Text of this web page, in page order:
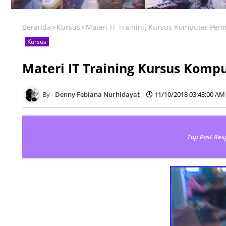
Beranda Kursus Materi IT Training Kursus Komputer
Kursus
Materi IT Training Kursus
Denny Febiana Nurhidayat 11/10/2018 03:43:00 AM
Top Post